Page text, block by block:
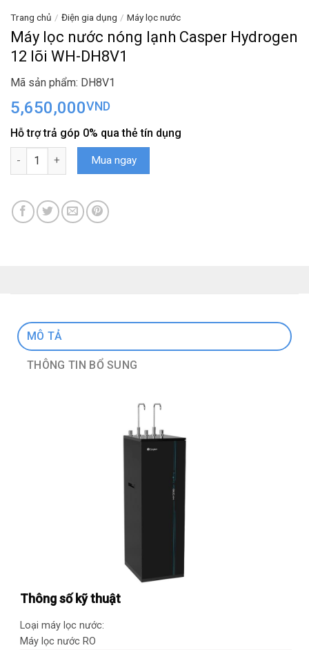
Trang chủ / Điện gia dụng / Máy lọc nước
Máy lọc nước nóng lạnh Casper Hydrogen
12 lõi WH-DH8V1
Mã sản phẩm: DH8V1
5,650,000VND
Hỗ trợ trả góp 0% qua thẻ tín dụng
Máy lọc nước nóng lạnh Casper Hydrogen 12 lõi WH-DH8V1 số
Mua ngay
MÔ TẢ
THÔNG TIN BỔ SUNG
Thông số kỹ thuật
Loại máy lọc nước:
Máy lọc nước RO